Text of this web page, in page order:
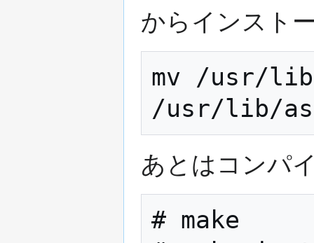
からインスト
mv /usr/
あとはコンパ
# make